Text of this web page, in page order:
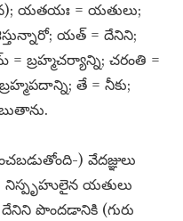
యతయః = యతులు;
యత్​ = దేనిని;
= బ్రహ్మచర్యాన్ని; చరంతి =
తే = నీకు;
) వేదజ్ఞులు
నిస్పృహులైన యతులు
పొందడానికి (గురు